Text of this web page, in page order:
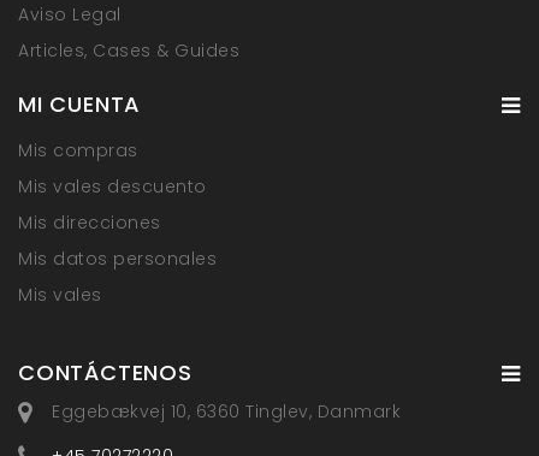
Aviso Legal
Articles, Cases & Guides
MI CUENTA
Mis compras
Mis vales descuento
Mis direcciones
Mis datos personales
Mis vales
CONTÁCTENOS
Eggebækvej 10, 6360 Tinglev, Danmark